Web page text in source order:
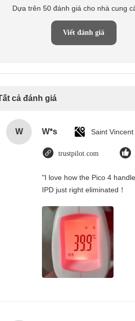
Dựa trên 50 đánh giá cho nhà cung
Viết đánh giá
cả đánh giá
W W*s
trustpilot.com
"I love how the Pico 4
IPD just right eliminated！